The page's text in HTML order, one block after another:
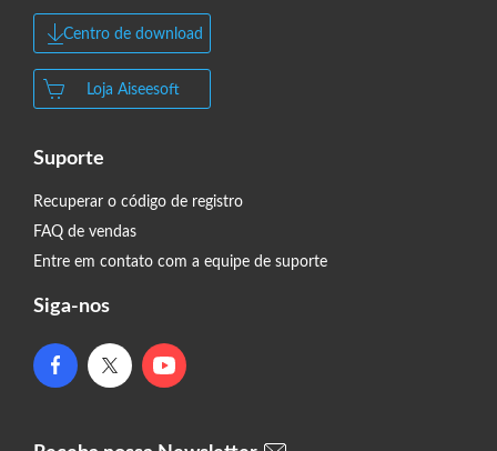
Centro de download
Loja Aiseesoft
Suporte
Recuperar o código de registro
FAQ de vendas
Entre em contato com a equipe de suporte
Siga-nos